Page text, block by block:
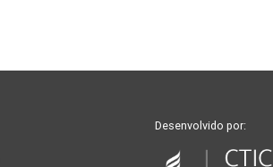
Desenvolvido por: